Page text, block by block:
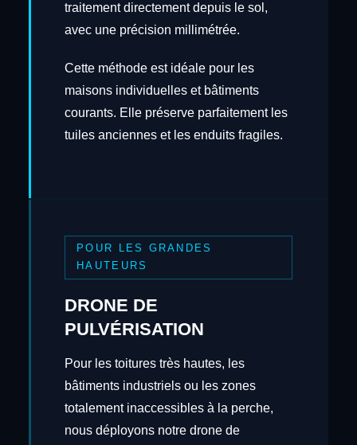
traitement directement depuis le sol,
avec une précision millimétrée.
Cette méthode est idéale pour les
maisons individuelles et bâtiments
courants. Elle préserve parfaitement les
tuiles anciennes et les enduits fragiles.
POUR LES GRANDES
HAUTEURS
DRONE DE
PULVÉRISATION
Pour les toitures très hautes, les
bâtiments industriels ou les zones
totalement inaccessibles à la perche,
nous déployons notre drone de